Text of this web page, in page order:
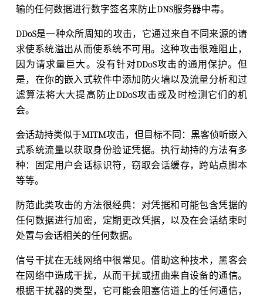
输的任何数据进行数字签名来防止DNS服务器中毒。
DDoS是一种众所周知的攻击，它通过来自不同来源的请
求使系统溢出从而使系统不可用。这种攻击很难阻止，
因为请求量巨大。没有针对DDoS攻击的通用保护。但
是，在你的嵌入式软件中添加防火墙以及流量分析和过
滤算法将大大提高防止DDoS攻击或及时检测它们的机
会。
会话劫持类似于MITM攻击，但目标不同：黑客侦听嵌入
式系统流量以获取身份验证凭据。执行劫持的方法有多
种：固定用户会话标识符，窃取会话缓存，跨站点脚本
等等。
防范此类攻击的方法很经典：对凭据和可能包含凭据的
任何数据进行加密，定期更改凭据，以及在会话结束时
处置与会话相关的任何数据。
信号干扰在无线网络中很常见。借助这种技术，黑客会
在网络中造成干扰，从而干扰或扭曲来自设备的通信。
根据干扰器的类型，它可能会阻塞信道上的任何通信，